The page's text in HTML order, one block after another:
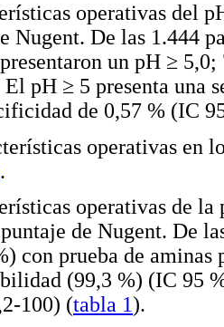
operativas del
Nugent. De las 1.444
un pH ≥
pH ≥ 5 presenta una
de 0,57 % (IC
operativas en
.
operativas de
de Nugent. De
con prueba de aminas
(99,3 %) (IC 95
100) (tabla 1).